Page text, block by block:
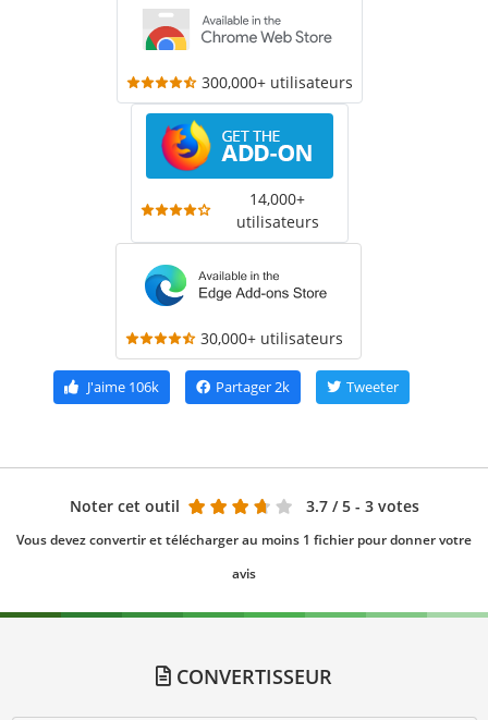
300,000+ utilisateurs
14,000+
utilisateurs
30,000+ utilisateurs
J'aime106k Partager2k Tweeter
Noter cet outil 3.7 / 5 - 3 votes
Vous devez convertir et télécharger au moins 1 fichier pour donner votre
avis
CONVERTISSEUR